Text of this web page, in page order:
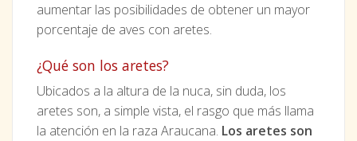
aumentar las posibilidades de obtener un mayor
porcentaje de aves con aretes.
¿Qué son los aretes?
Ubicados a la altura de la nuca, sin duda, los
aretes son, a simple vista, el rasgo que más llama
la atención en la raza Araucana. Los aretes son